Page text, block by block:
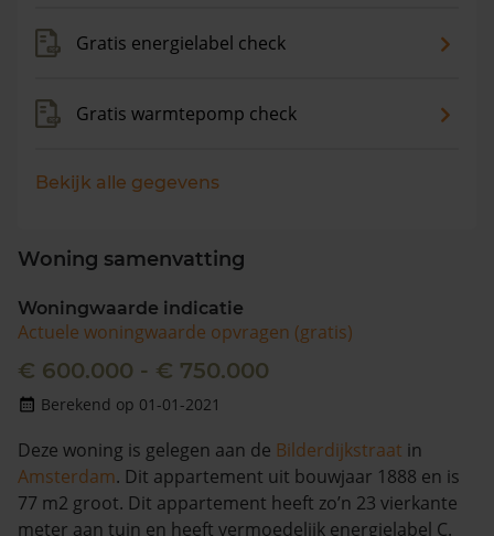
Gratis energielabel check
Gratis warmtepomp check
Bekijk alle gegevens
Woning samenvatting
Woningwaarde indicatie
Actuele woningwaarde opvragen (gratis)
€ 600.000 - € 750.000
Berekend op 01-01-2021
Deze woning is gelegen aan de Bilderdijkstraat in
Amsterdam. Dit appartement uit bouwjaar 1888 en is
77 m2 groot. Dit appartement heeft zo’n 23 vierkante
meter aan tuin en heeft vermoedelijk energielabel C.